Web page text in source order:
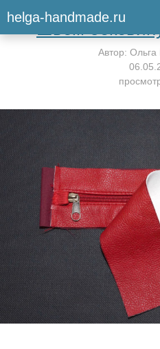
helga-handmade.ru
Вернуться к
Шьём
Автор: Ольга